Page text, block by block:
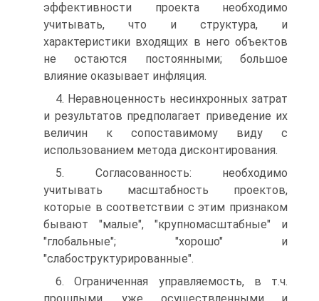
эффективности проекта необходимо
учитывать, что и структура, и
характеристики входящих в него объектов
не остаются постоянными; большое
влияние оказывает инфляция.
4. Неравноценность несинхронных затрат
и результатов предполагает приведение их
величин к сопоставимому виду с
использованием метода дисконтирования.
5. Согласованность: необходимо
учитывать масштабность проектов,
которые в соответствии с этим признаком
бывают "малые", "крупномасштабные" и
"глобальные"; "хорошо" и
"слабоструктурированные".
6. Ограниченная управляемость, в т.ч.